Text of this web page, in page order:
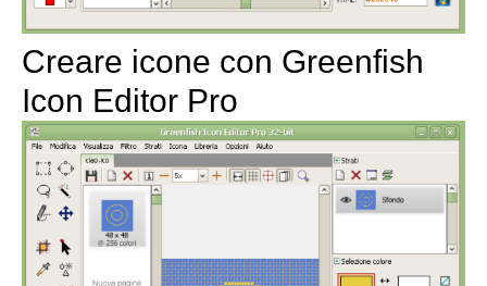
Creare icone con Greenfish
Icon Editor Pro